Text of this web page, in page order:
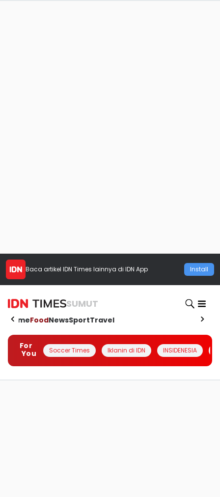
Baca artikel IDN Times lainnya di IDN App Install
SUMUT
HomeFoodNewsSportTravel
For
You
Soccer Times Iklanin di IDN INSIDENESIA